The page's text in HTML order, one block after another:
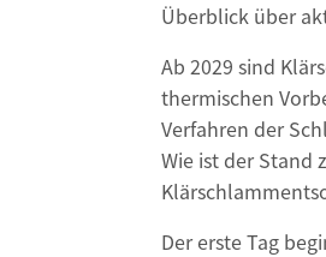
Überblick über
Ab 2029 sind
thermischen
Verfahren der
Wie ist der Stand
Der erste Tag